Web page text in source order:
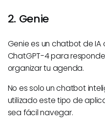
2. Genie
Genie es un chatbot de
ChatGPT-4 para
organizar tu agenda.
No es solo un chatbot
utilizado este tipo de
sea fácil navegar.